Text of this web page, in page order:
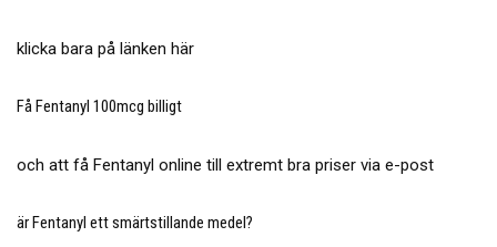
klicka bara på länken här
Få Fentanyl 100mcg billigt
och att få Fentanyl online till extremt bra priser via e-post
är Fentanyl ett smärtstillande medel?